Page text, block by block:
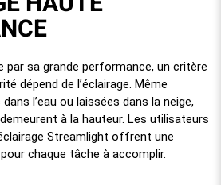
par sa grande performance, un critère
dépend de l’éclairage. Même
l’eau ou laissées dans la neige,
à la hauteur. Les utilisateurs
Streamlight offrent une
chaque tâche à accomplir.